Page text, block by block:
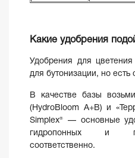
Какие удобрения
Удобрения для
для бутонизации, но есть
В качестве базы
(HydroBloom А+В) и
Simplex® — основные
гидропонных и
соответственно.